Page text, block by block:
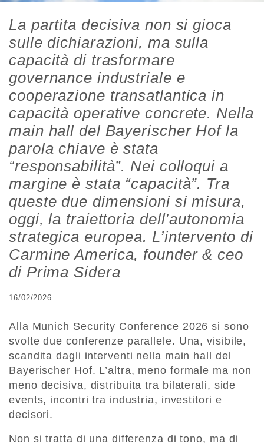
La partita decisiva non si gioca
sulle dichiarazioni, ma sulla
capacità di trasformare
governance industriale e
cooperazione transatlantica in
capacità operative concrete. Nella
main hall del Bayerischer Hof la
parola chiave è stata
“responsabilità”. Nei colloqui a
margine è stata “capacità”. Tra
queste due dimensioni si misura,
oggi, la traiettoria dell’autonomia
strategica europea. L’intervento di
Carmine America, founder & ceo
di Prima Sidera
16/02/2026
Alla Munich Security Conference 2026 si sono
svolte due conferenze parallele. Una, visibile,
scandita dagli interventi nella main hall del
Bayerischer Hof. L’altra, meno formale ma non
meno decisiva, distribuita tra bilaterali, side
events, incontri tra industria, investitori e
decisori.
Non si tratta di una differenza di tono, ma di